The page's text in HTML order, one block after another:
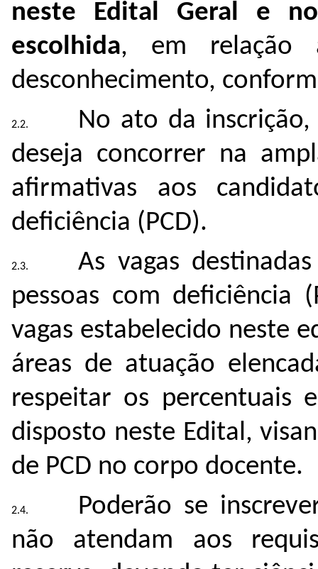
neste Edital Geral e
escolhida, em relação
desconhecimento,
No ato da
deseja concorrer na
afirmativas aos
deficiência (PCD).
As vagas
pessoas com deficiência
vagas estabelecido neste
áreas de atuação
respeitar os percentuais
disposto neste Edital,
de PCD no corpo docente.
Poderão se
não atendam aos